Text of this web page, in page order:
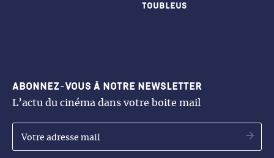
Toubleus
Abonnez-vous à notre newsletter
L’actu du cinéma dans votre boite mail